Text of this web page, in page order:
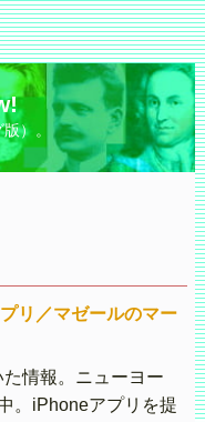
）。
リ／マゼールのマー
情報。ニューヨー
。iPhoneアプリを提